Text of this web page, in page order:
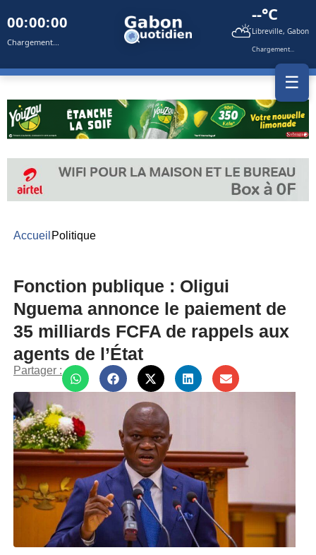
00:00:00
Chargement... ⛅
--°C
Libreville, Gabon
Chargement...
☰
Accueil Politique
Fonction publique : Oligui
Nguema annonce le paiement de
35 milliards FCFA de rappels aux
agents de l’État
Partager :